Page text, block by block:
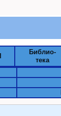
Библио-
тека